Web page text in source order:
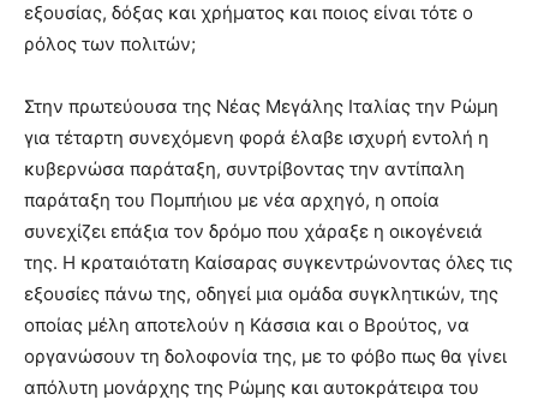
εξουσίας, δόξας και χρήματος και ποιος είναι τότε ο
ρόλος των πολιτών;
Στην πρωτεύουσα της Νέας Μεγάλης Ιταλίας την Ρώμη
για τέταρτη συνεχόμενη φορά έλαβε ισχυρή εντολή η
κυβερνώσα παράταξη, συντρίβοντας την αντίπαλη
παράταξη του Πομπήιου με νέα αρχηγό, η οποία
συνεχίζει επάξια τον δρόμο που χάραξε η οικογένειά
της. Η κραταιότατη Καίσαρας συγκεντρώνοντας όλες τις
εξουσίες πάνω της, οδηγεί μια ομάδα συγκλητικών, της
οποίας μέλη αποτελούν η Κάσσια και ο Βρούτος, να
οργανώσουν τη δολοφονία της, με το φόβο πως θα γίνει
απόλυτη μονάρχης της Ρώμης και αυτοκράτειρα του